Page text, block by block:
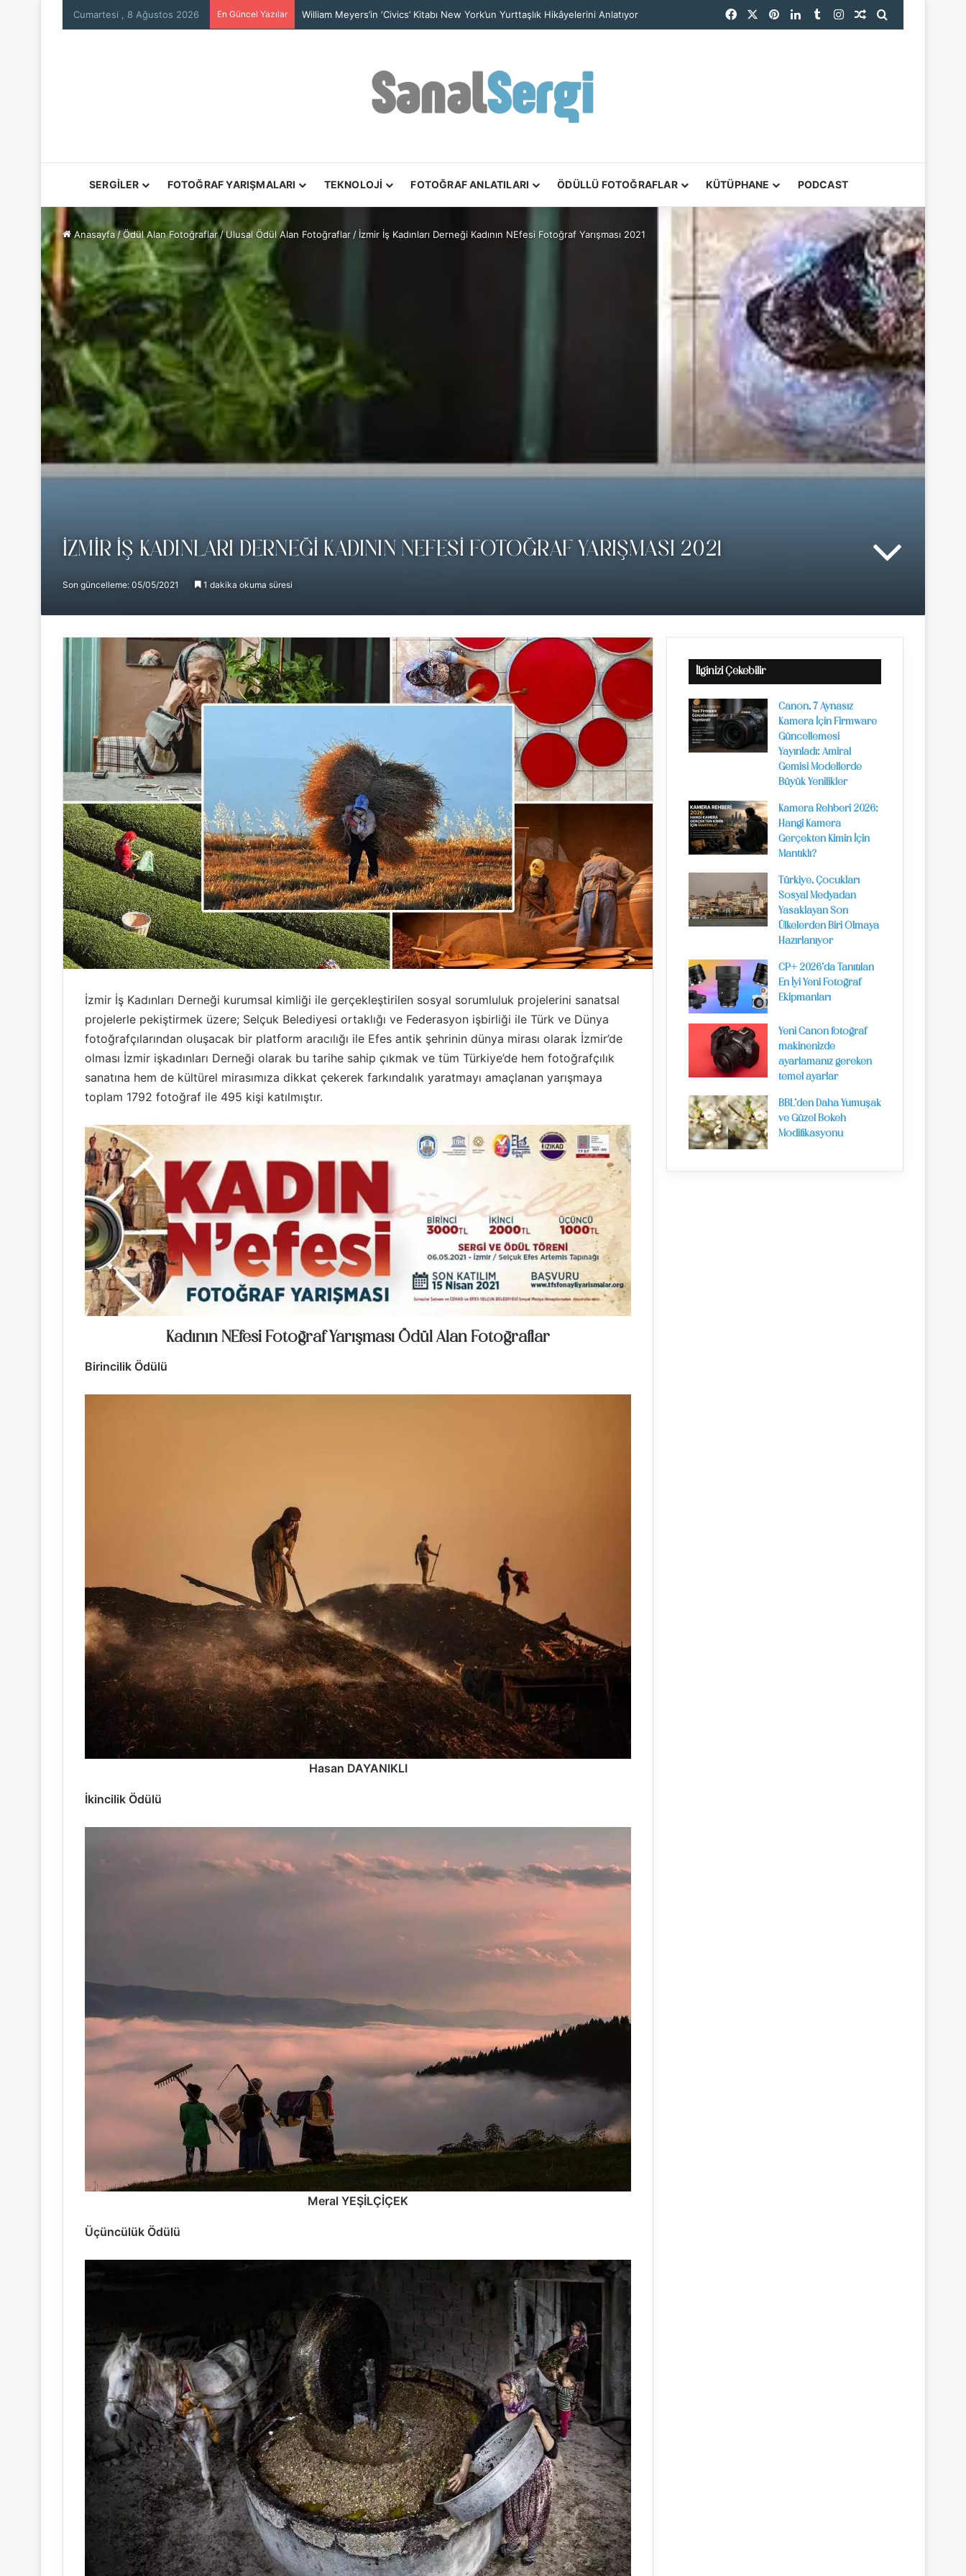
Cumartesi , 8 Ağustos 2026 En Güncel Yazılar William Meyers’in ‘Civics’ Kitabı New York’un Yurttaşlık Hikâyelerini Anlatıyor FacebookPinterestLinkedInTumblrInstagramRastgele Makale
SERGİLER FOTOĞRAF YARIŞMALARI TEKNOLOJİ FOTOĞRAF ANLATILARI ÖDÜLLÜ FOTOĞRAFLAR KÜTÜPHANE PODCAST
Anasayfa/Ödül Alan Fotoğraflar/Ulusal Ödül Alan Fotoğraflar / İzmir İş Kadınları Derneği Kadının NEfesi Fotoğraf Yarışması 2021
İZMIR İŞ KADINLARI DERNEĞI KADININ NEFESI FOTOĞRAF YARIŞMASI 2021
Son güncelleme: 05/05/2021 1 dakika okuma süresi
İzmir İş Kadınları Derneği kurumsal kimliği ile gerçekleştirilen sosyal sorumluluk projelerini sanatsal
projelerle pekiştirmek üzere; Selçuk Belediyesi ortaklığı ve Federasyon işbirliği ile Türk ve Dünya
fotoğrafçılarından oluşacak bir platform aracılığı ile Efes antik şehrinin dünya mirası olarak İzmir’de
olması İzmir işkadınları Derneği olarak bu tarihe sahip çıkmak ve tüm Türkiye’de hem fotoğrafçılık
sanatına hem de kültürel mirasımıza dikkat çekerek farkındalık yaratmayı amaçlanan yarışmaya
toplam 1792 fotoğraf ile 495 kişi katılmıştır.
Kadının NEfesi Fotoğraf Yarışması Ödül Alan Fotoğraflar
Birincilik Ödülü
Hasan DAYANIKLI
İkincilik Ödülü
Meral YEŞİLÇİÇEK
Üçüncülük Ödülü
İlginizi Çekebilir
Canon, 7 Aynasız
Kamera İçin Firmware
Güncellemesi
Yayınladı: Amiral
Gemisi Modellerde
Büyük Yenilikler
Kamera Rehberi 2026:
Hangi Kamera
Gerçekten Kimin İçin
Mantıklı?
Türkiye, Çocukları
Sosyal Medyadan
Yasaklayan Son
Ülkelerden Biri Olmaya
Hazırlanıyor
CP+ 2026’da Tanıtılan
En İyi Yeni Fotoğraf
Ekipmanları
Yeni Canon fotoğraf
makinenizde
ayarlamanız gereken
temel ayarlar
BBL’den Daha Yumuşak
ve Güzel Bokeh
Modifikasyonu